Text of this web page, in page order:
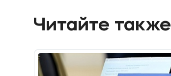
Читайте также